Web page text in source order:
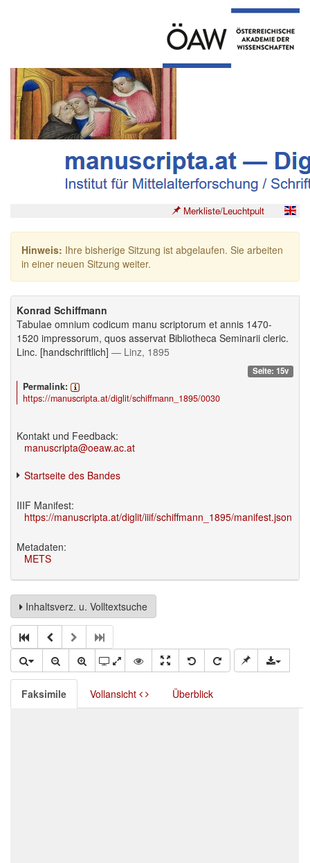
Merkliste/Leuchtpult
Hinweis: Ihre bisherige Sitzung ist abgelaufen. Sie arbeiten
in einer neuen Sitzung weiter.
Konrad Schiffmann
Tabulae omnium codicum manu scriptorum et annis 1470-
1520 impressorum, quos asservat Bibliotheca Seminarii cleric.
Linc. [handschriftlich] — Linz, 1895
Seite: 15v
Permalink:
https://manuscripta.at/diglit/schiffmann_1895/0030
Kontakt und Feedback:
manuscripta@oeaw.ac.at
Startseite des Bandes
IIIF Manifest:
https://manuscripta.at/diglit/iiif/schiffmann_1895/manifest.json
Metadaten:
METS
Inhaltsverz. u. Volltextsuche
Faksimile Vollansicht Überblick